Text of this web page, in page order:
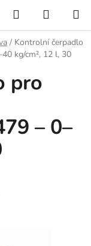
Hledat
KOŠÍK
/ Kontrolní čerpadlo
kg/cm², 12 l, 30
pro
– 0–